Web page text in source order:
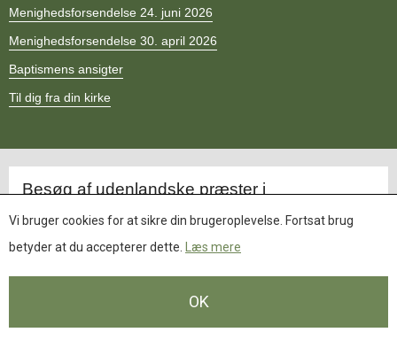
14.0:
Mission
15.0:
BaptistKirken
16.0:
Kontakt
Menighedsforsendelse 24. juni 2026
Menighedsforsendelse 30. april 2026
Baptismens ansigter
Til dig fra din kirke
Besøg af udenlandske præster i
Vejledning vedr. besøg af udenlandske præster (chin)
Vejledning vedr. besøg af udenlandske præster (engelsk)
Vi bruger cookies for at sikre din brugeroplevelse. Fortsat brug
betyder at du accepterer dette.
Læs mere
OK